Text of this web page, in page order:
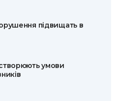
підвищать в
умови